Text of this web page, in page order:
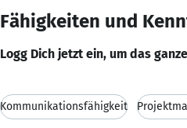
Fähigkeiten und
Logg Dich jetzt ein, um das
Kommunikationsfähigkeit